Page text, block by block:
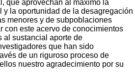
que aprovechan al máximo la
y la oportunidad de la desagregación
menores y de subpoblaciones
con este acervo de conocimientos
al sustancial aporte de
que han sido
de un riguroso proceso de
nuestro agradecimiento por su